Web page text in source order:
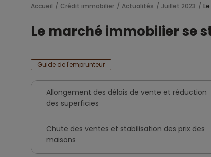
Accueil Crédit immobilier Actualités Juillet 2023
Le marché immobilier se
Guide de l'emprunteur
Allongement des délais de vente et réduction
des superficies
Chute des ventes et stabilisation des prix des
maisons